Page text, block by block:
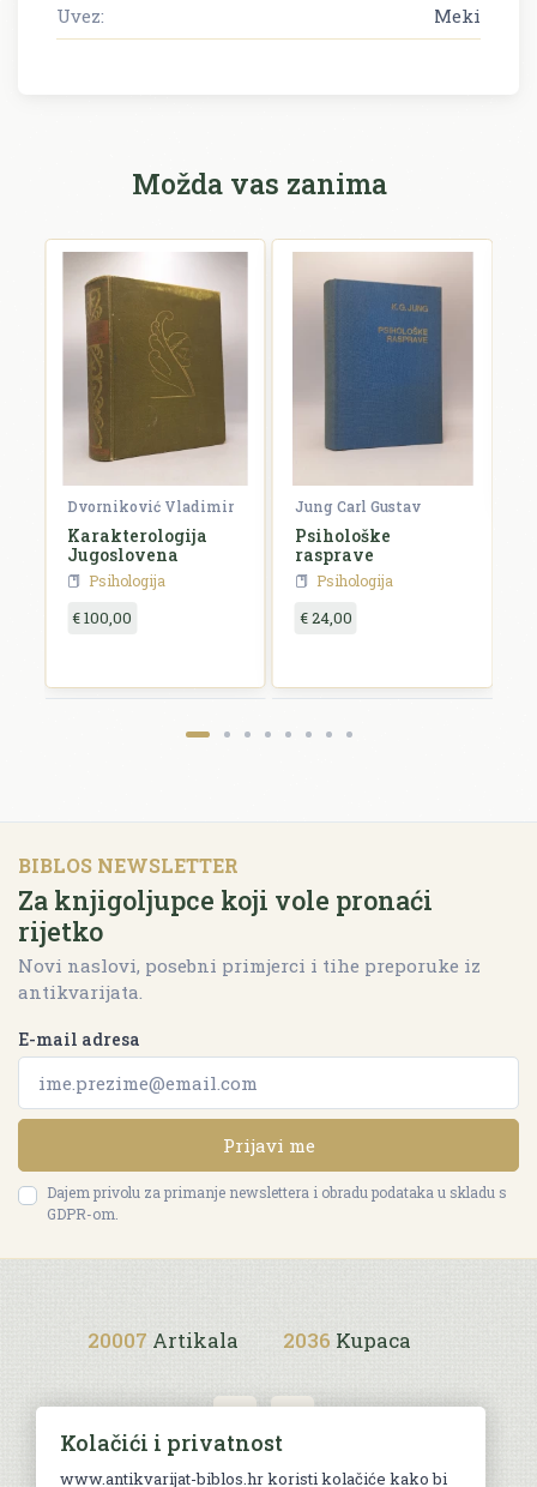
Uvez:
Meki
Možda vas zanima
Dvorniković Vladimir
Karakterologija
Jugoslovena
Psihologija
€ 100,00
Jung Carl Gustav
Psihološke
rasprave
Psihologija
€ 24,00
BIBLOS NEWSLETTER
Za knjigoljupce koji vole pronaći
rijetko
Novi naslovi, posebni primjerci i tihe preporuke iz
antikvarijata.
E-mail adresa
Prijavi me
Dajem privolu za primanje newslettera i obradu podataka u skladu s
GDPR-om.
20007 Artikala 2036 Kupaca
Kolačići i privatnost
www.antikvarijat-biblos.hr koristi kolačiće kako bi